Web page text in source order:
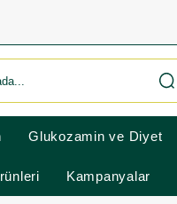
Glukozamin ve Diyet
Kampanyalar